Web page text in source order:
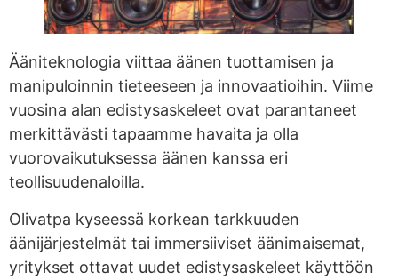
Ääniteknologia viittaa äänen tuottamisen ja
manipuloinnin tieteeseen ja innovaatioihin. Viime
vuosina alan edistysaskeleet ovat parantaneet
merkittävästi tapaamme havaita ja olla
vuorovaikutuksessa äänen kanssa eri
teollisuudenaloilla.
Olivatpa kyseessä korkean tarkkuuden
äänijärjestelmät tai immersiiviset äänimaisemat,
yritykset ottavat uudet edistysaskeleet käyttöön